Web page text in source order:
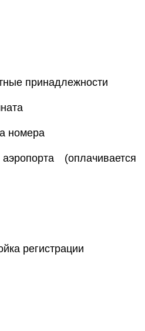
принадлежности
номера
(оплачивается
регистрации